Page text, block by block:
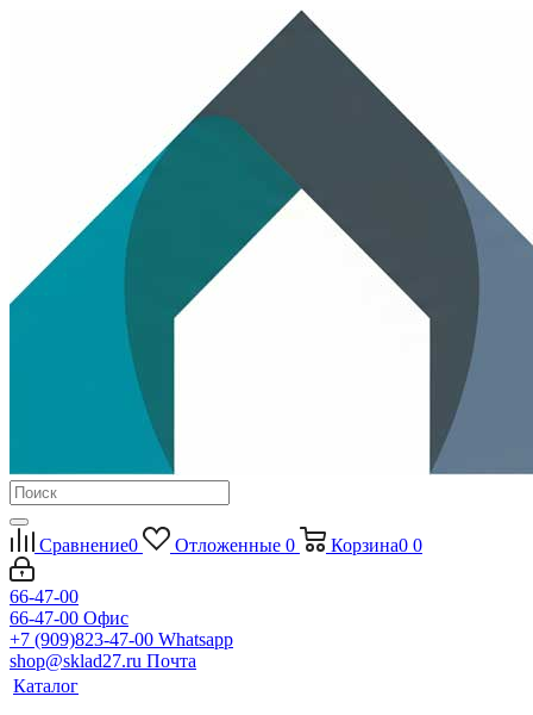
Сравнение0 Отложенные 0 Корзина0 0
66-47-00
66-47-00 Офис
+7 (909)823-47-00 Whatsapp
shop@sklad27.ru Почта
Каталог